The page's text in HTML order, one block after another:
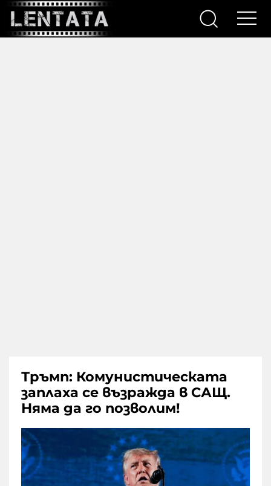
Тръмп: Комунистическата
заплаха се възражда в САЩ.
Няма да го позволим!